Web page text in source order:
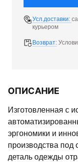
Усл.доставки:
курьером
Возврат:
ОПИСАНИЕ
Изготовленная с
эргономики и
производства под
деталь одежды